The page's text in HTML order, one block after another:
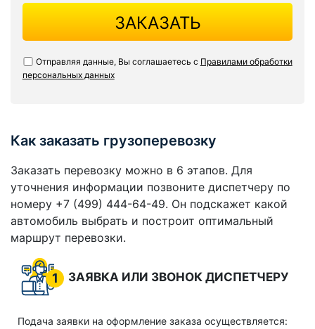
ЗАКАЗАТЬ
Отправляя данные, Вы соглашаетесь с Правилами обработки
персональных данных
Как заказать грузоперевозку
Заказать перевозку можно в 6 этапов. Для
уточнения информации позвоните диспетчеру по
номеру +7 (499) 444-64-49. Он подскажет какой
автомобиль выбрать и построит оптимальный
маршрут перевозки.
1 ЗАЯВКА ИЛИ ЗВОНОК ДИСПЕТЧЕРУ
Подача заявки на оформление заказа осуществляется: